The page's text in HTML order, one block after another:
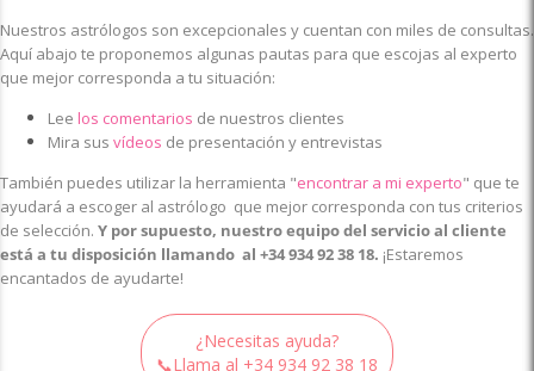
Nuestros astrólogos son excepcionales y cuentan con miles de consultas.
Aquí abajo te proponemos algunas pautas para que escojas al experto
que mejor corresponda a tu situación:
Lee los comentarios de nuestros clientes
Mira sus vídeos de presentación y entrevistas
También puedes utilizar la herramienta "encontrar a mi experto" que te
ayudará a escoger al astrólogo que mejor corresponda con tus criterios
de selección. Y por supuesto, nuestro equipo del servicio al cliente
está a tu disposición llamando al +34 934 92 38 18. ¡Estaremos
encantados de ayudarte!
¿Necesitas ayuda?
📞Llama al +34 934 92 38 18